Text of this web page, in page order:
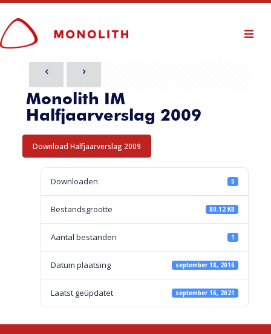
Monolith IM
Halfjaarverslag 2009
Download Halfjaarverslag 2009
Downloaden 5
Bestandsgrootte 80.12 KB
Aantal bestanden 1
Datum plaatsing september 18, 2016
Laatst geüpdatet september 16, 2021